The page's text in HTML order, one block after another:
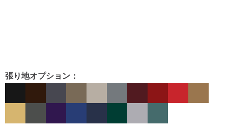
張り地オプション：